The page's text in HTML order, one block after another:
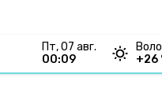
пт, 07 авг.
00:09
+26